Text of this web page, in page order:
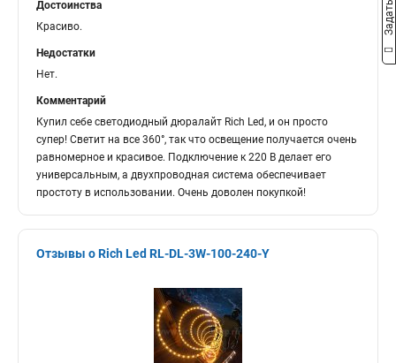
Достоинства
Красиво.
Недостатки
Нет.
Комментарий
Купил себе светодиодный дюралайт Rich Led, и он просто
супер! Светит на все 360°, так что освещение получается очень
равномерное и красивое. Подключение к 220 В делает его
универсальным, а двухпроводная система обеспечивает
простоту в использовании. Очень доволен покупкой!
Отзывы о Rich Led RL-DL-3W-100-240-Y